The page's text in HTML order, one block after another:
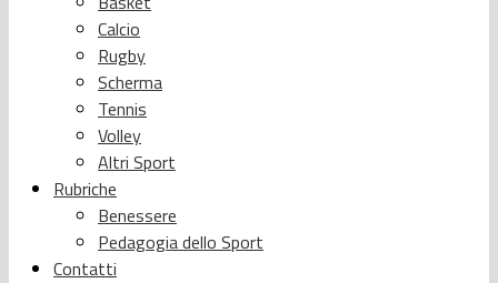
Calcio
Rugby
Scherma
Tennis
Volley
Altri Sport
Rubriche
Benessere
Pedagogia dello Sport
Contatti